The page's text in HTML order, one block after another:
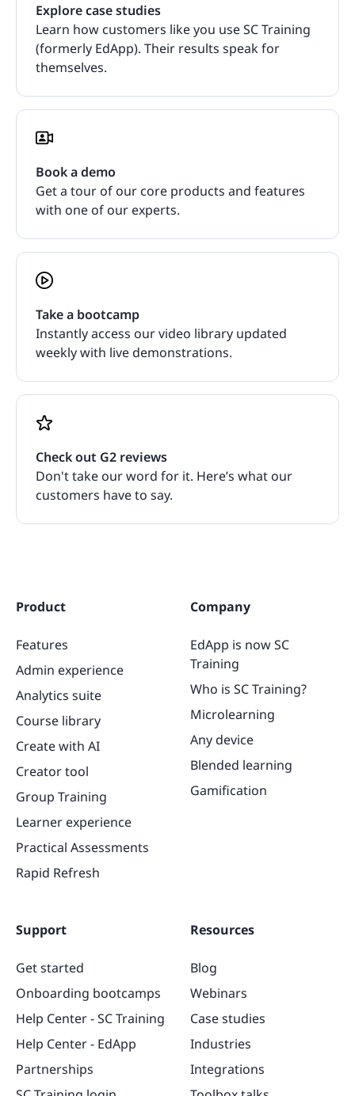
Explore case studies
Learn how customers like you use SC Training
(formerly EdApp). Their results speak for
themselves.
Book a demo
Get a tour of our core products and features
with one of our experts.
Take a bootcamp
Instantly access our video library updated
weekly with live demonstrations.
Check out G2 reviews
Don't take our word for it. Here’s what our
customers have to say.
Product
Features
Admin experience
Analytics suite
Course library
Create with AI
Creator tool
Group Training
Learner experience
Practical Assessments
Rapid Refresh
Company
EdApp is now SC
Training
Who is SC Training?
Microlearning
Any device
Blended learning
Gamification
Support
Get started
Onboarding bootcamps
Help Center - SC Training
Help Center - EdApp
Partnerships
Resources
Blog
Webinars
Case studies
Industries
Integrations